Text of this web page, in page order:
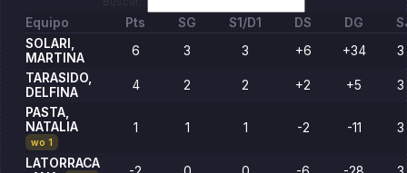
Equipo Pts SG S1/D1 DS DG
SOLARI,
MARTINA
6 3 3 +6 +34
3
TARASIDO,
DELFINA
4 2 2 +2 +5
3
PASTA,
NATALIA
wo 1
1 1 1 -2 -11 3
LATORRACA